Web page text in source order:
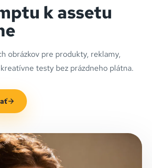
k assetu
obrázkov pre produkty, reklamy,
testy bez prázdneho plátna.